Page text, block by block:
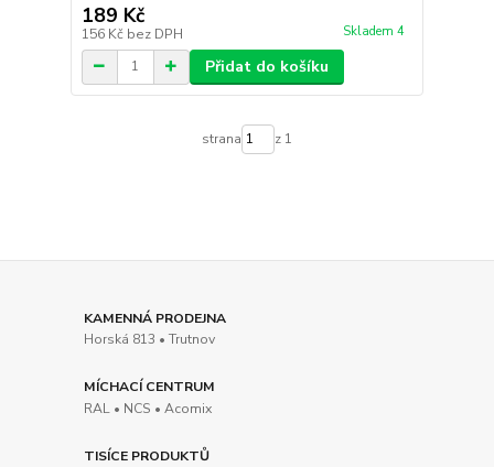
189 Kč
156 Kč bez DPH Skladem 4
Přidat do košíku
strana z 1
KAMENNÁ PRODEJNA
Horská 813 • Trutnov
MÍCHACÍ CENTRUM
RAL • NCS • Acomix
TISÍCE PRODUKTŮ